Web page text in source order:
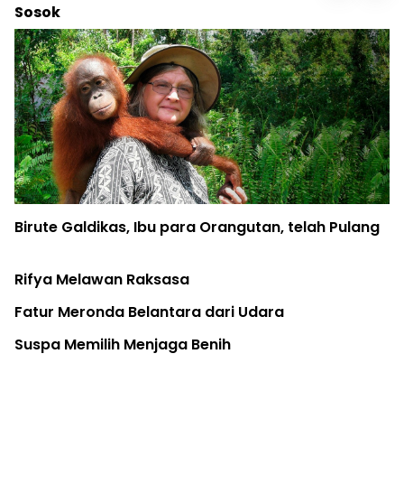
Berita
Pohon di Kota: Infrastruktur Kesehatan Publik
Warga